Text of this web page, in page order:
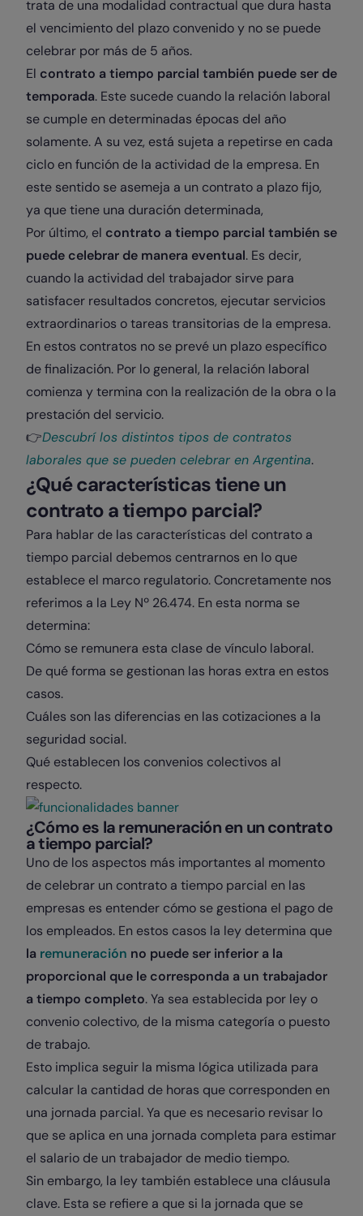
trata de una modalidad contractual que dura hasta
el vencimiento del plazo convenido y no se puede
celebrar por más de 5 años.
El contrato a tiempo parcial también puede ser de
temporada. Este sucede cuando la relación laboral
se cumple en determinadas épocas del año
solamente. A su vez, está sujeta a repetirse en cada
ciclo en función de la actividad de la empresa. En
este sentido se asemeja a un contrato a plazo fijo,
ya que tiene una duración determinada,
Por último, el contrato a tiempo parcial también se
puede celebrar de manera eventual. Es decir,
cuando la actividad del trabajador sirve para
satisfacer resultados concretos, ejecutar servicios
extraordinarios o tareas transitorias de la empresa.
En estos contratos no se prevé un plazo específico
de finalización. Por lo general, la relación laboral
comienza y termina con la realización de la obra o la
prestación del servicio.
👉Descubrí los distintos tipos de contratos
laborales que se pueden celebrar en Argentina.
¿Qué características tiene un
contrato a tiempo parcial?
Para hablar de las características del contrato a
tiempo parcial debemos centrarnos en lo que
establece el marco regulatorio. Concretamente nos
referimos a la Ley Nº 26.474. En esta norma se
determina:
Cómo se remunera esta clase de vínculo laboral.
De qué forma se gestionan las horas extra en estos
casos.
Cuáles son las diferencias en las cotizaciones a la
seguridad social.
Qué establecen los convenios colectivos al
respecto.
¿Cómo es la remuneración en un contrato
a tiempo parcial?
Uno de los aspectos más importantes al momento
de celebrar un contrato a tiempo parcial en las
empresas es entender cómo se gestiona el pago de
los empleados. En estos casos la ley determina que
la remuneración no puede ser inferior a la
proporcional que le corresponda a un trabajador
a tiempo completo. Ya sea establecida por ley o
convenio colectivo, de la misma categoría o puesto
de trabajo.
Esto implica seguir la misma lógica utilizada para
calcular la cantidad de horas que corresponden en
una jornada parcial. Ya que es necesario revisar lo
que se aplica en una jornada completa para estimar
el salario de un trabajador de medio tiempo.
Sin embargo, la ley también establece una cláusula
clave. Esta se refiere a que si la jornada que se